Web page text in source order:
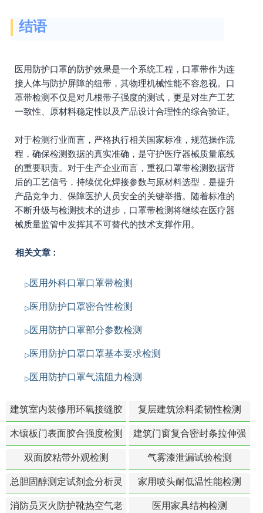
结语
医用防护口罩的防护效果是一个系统工程，口罩带作为连
接人体与防护屏障的纽带，其物理机械性能不容忽视。口
罩带检测不仅是对几根带子强度的测试，更是对生产工艺
一致性、原材料稳定性以及产品设计合理性的综合验证。
对于检测行业而言，严格执行相关国家标准，规范操作流
程，确保检测数据的真实准确，是守护医疗器械质量底线
的重要职责。对于生产企业而言，重视口罩带检测数据背
后的工艺信号，持续优化焊接参数与原材料选型，是提升
产品竞争力、保障医护人员安全的关键举措。随着标准的
不断升级与检测技术的进步，口罩带检测将继续在医疗器
械质量监管中发挥其不可替代的技术支撑作用。
相关文章：
医用外科口罩口罩带检测
医用防护口罩密合性检测
医用防护口罩部分参数检测
医用防护口罩口罩基本要求检测
医用防护口罩气流阻力检测
建筑室内装修用环氧接缝胶
苯含量检测
复层建筑涂料柔韧性检测
木镶板门表面胶合强度检测
建筑门窗复合密封条拉伸强
度-硬质塑料材料检测
双面胶粘带外观检测 气雾漆泄漏试验检测
总胆固醇测定试剂盒分析灵
敏度检测
家用喷头耐低温性能检测
消防员灭火防护靴热空气老
医用家具结构检测